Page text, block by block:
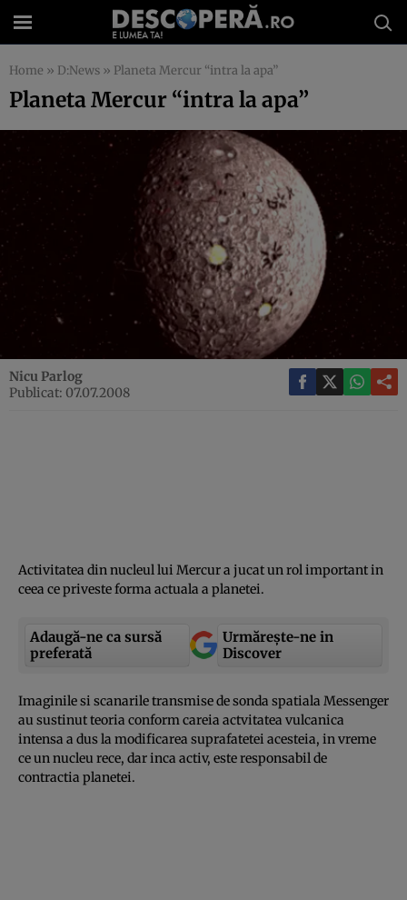
Home » D:News » Planeta Mercur “intra la apa”
Planeta Mercur “intra la apa”
Nicu Parlog
Publicat: 07.07.2008
Activitatea din nucleul lui Mercur a jucat un rol important in
ceea ce priveste forma actuala a planetei.
Adaugă-ne ca sursă
preferată
Urmărește-ne in
Discover
Imaginile si scanarile transmise de sonda spatiala Messenger
au sustinut teoria conform careia actvitatea vulcanica
intensa a dus la modificarea suprafatetei acesteia, in vreme
ce un nucleu rece, dar inca activ, este responsabil de
contractia planetei.